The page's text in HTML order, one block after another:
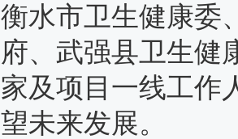
衡水市卫生健康委
府、武强县卫生健
家及项目一线工作
望未来发展。